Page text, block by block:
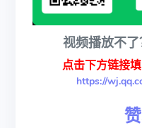
视频播放不了
点击下方链接
https://